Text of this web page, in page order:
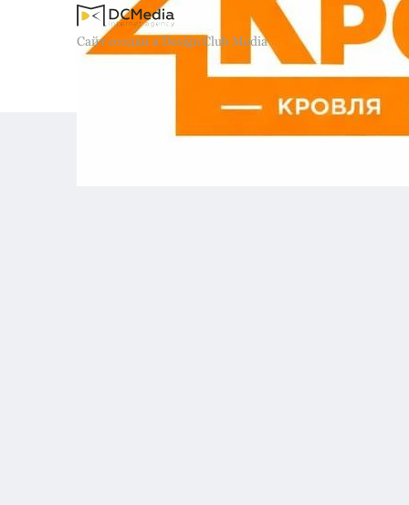
Сайт создан в Design Club Media